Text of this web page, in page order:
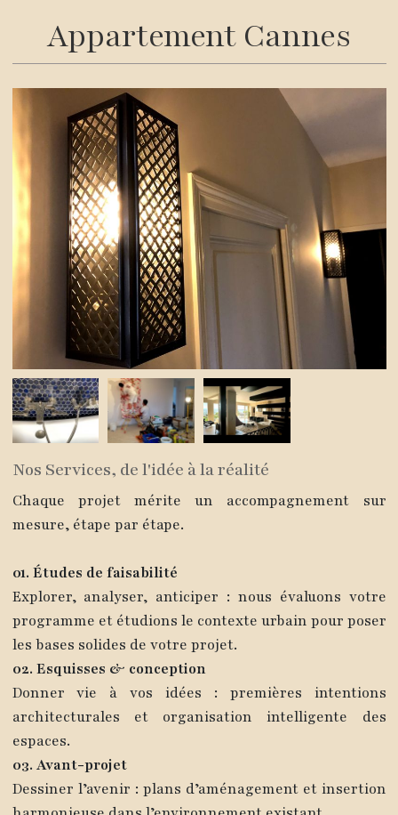
Appartement Cannes
Nos Services, de l'idée à la réalité
Chaque projet mérite un accompagnement sur
mesure, étape par étape.
01. Études de faisabilité
Explorer, analyser, anticiper : nous évaluons votre
programme et étudions le contexte urbain pour poser
les bases solides de votre projet.
02. Esquisses & conception
Donner vie à vos idées : premières intentions
architecturales et organisation intelligente des
espaces.
03. Avant-projet
Dessiner l’avenir : plans d’aménagement et insertion